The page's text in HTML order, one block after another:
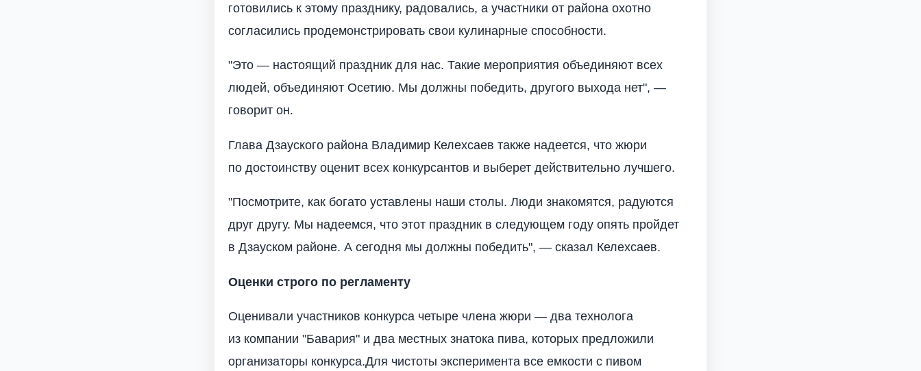
готовились к этому празднику, радовались, а участники от района охотно
согласились продемонстрировать свои кулинарные способности.
"Это — настоящий праздник для нас. Такие мероприятия объединяют всех
людей, объединяют Осетию. Мы должны победить, другого выхода нет", —
говорит он.
Глава Дзауского района Владимир Келехсаев также надеется, что жюри
по достоинству оценит всех конкурсантов и выберет действительно лучшего.
"Посмотрите, как богато уставлены наши столы. Люди знакомятся, радуются
друг другу. Мы надеемся, что этот праздник в следующем году опять пройдет
в Дзауском районе. А сегодня мы должны победить", — сказал Келехсаев.
Оценки строго по регламенту
Оценивали участников конкурса четыре члена жюри — два технолога
из компании "Бавария" и два местных знатока пива, которых предложили
организаторы конкурса.Для чистоты эксперимента все емкости с пивом